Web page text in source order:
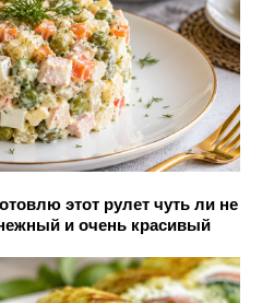
этот рулет чуть ли не
и очень красивый